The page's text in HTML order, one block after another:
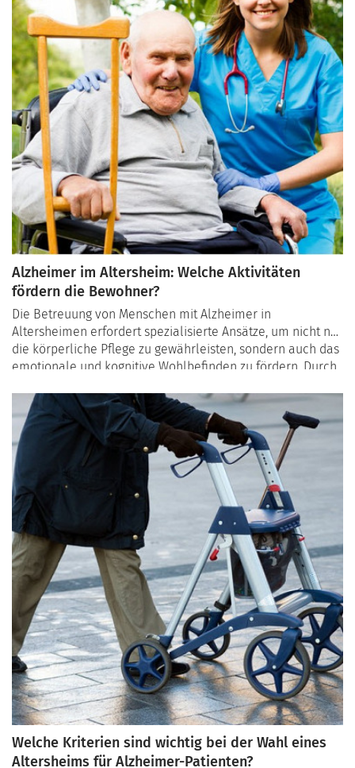
Alzheimer im Altersheim: Welche Aktivitäten
fördern die Bewohner?
Die Betreuung von Menschen mit Alzheimer in
Altersheimen erfordert spezialisierte Ansätze, um nicht nur
die körperliche Pflege zu gewährleisten, sondern auch das
emotionale und kognitive Wohlbefinden zu fördern. Durch
mental als auch sozial stimuliert werden. In diesem Artikel
geben wir einen detaillierten Überblick über die
wichtigsten therapeutischen Programme und Aktivitäten,
die in Altersheimen für Alzheimer-Patienten angeboten
werden.
Welche Kriterien sind wichtig bei der Wahl eines
Altersheims für Alzheimer-Patienten?